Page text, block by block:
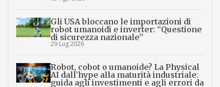
Gli USA bloccano le importazioni di
robot umanoidi e inverter: “Questione
di sicurezza nazionale”
29 Lug 2026
Robot, cobot o umanoide? La Physical
AI dall’hype alla maturità industriale:
guida agli investimenti e agli errori da